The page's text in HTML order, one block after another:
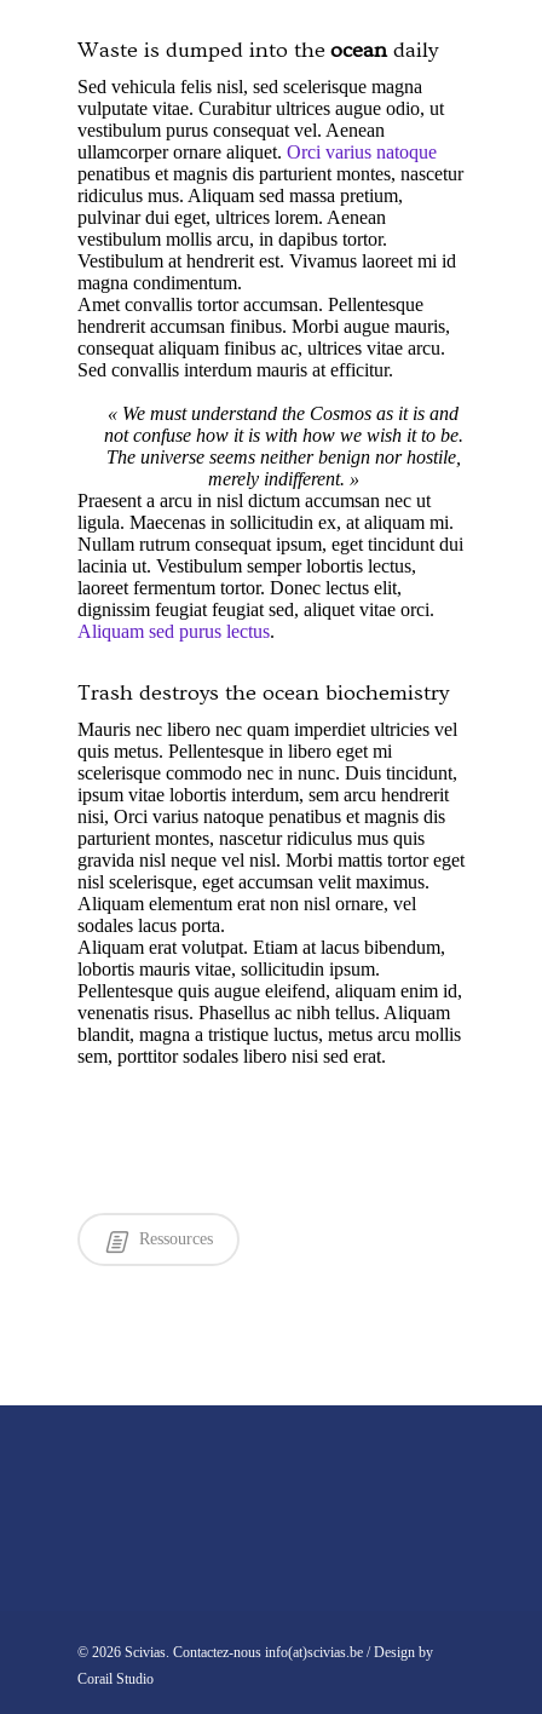
Waste is dumped into theoceandaily
Sed vehicula felis nisl, sed scelerisque magna
vulputate vitae. Curabitur ultrices augue odio, ut
vestibulum purus consequat vel. Aenean
ullamcorper ornare aliquet. Orci varius natoque
penatibus et magnis dis parturient montes, nascetur
ridiculus mus. Aliquam sed massa pretium,
pulvinar dui eget, ultrices lorem. Aenean
vestibulum mollis arcu, in dapibus tortor.
Vestibulum at hendrerit est. Vivamus laoreet mi id
magna condimentum.
Amet convallis tortor accumsan. Pellentesque
hendrerit accumsan finibus. Morbi augue mauris,
consequat aliquam finibus ac, ultrices vitae arcu.
Sed convallis interdum mauris at efficitur.
« We must understand the Cosmos as it is and
not confuse how it is with how we wish it to be.
The universe seems neither benign nor hostile,
merely indifferent. »
Praesent a arcu in nisl dictum accumsan nec ut
ligula. Maecenas in sollicitudin ex, at aliquam mi.
Nullam rutrum consequat ipsum, eget tincidunt dui
lacinia ut. Vestibulum semper lobortis lectus,
laoreet fermentum tortor. Donec lectus elit,
dignissim feugiat feugiat sed, aliquet vitae orci.
Aliquam sed purus lectus.
Trash destroys the ocean biochemistry
Mauris nec libero nec quam imperdiet ultricies vel
quis metus. Pellentesque in libero eget mi
scelerisque commodo nec in nunc. Duis tincidunt,
ipsum vitae lobortis interdum, sem arcu hendrerit
nisi, Orci varius natoque penatibus et magnis dis
parturient montes, nascetur ridiculus mus quis
gravida nisl neque vel nisl. Morbi mattis tortor eget
nisl scelerisque, eget accumsan velit maximus.
Aliquam elementum erat non nisl ornare, vel
sodales lacus porta.
Aliquam erat volutpat. Etiam at lacus bibendum,
lobortis mauris vitae, sollicitudin ipsum.
Pellentesque quis augue eleifend, aliquam enim id,
venenatis risus. Phasellus ac nibh tellus. Aliquam
blandit, magna a tristique luctus, metus arcu mollis
sem, porttitor sodales libero nisi sed erat.
Ressources
© 2026 Scivias. Contactez-nous info(at)scivias.be / Design by
Corail Studio